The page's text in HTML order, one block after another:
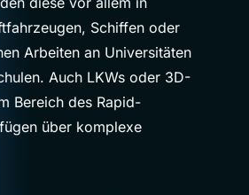
Schiffen oder
Arbeiten an Universitäten
Auch LKWs oder 3D-
Bereich des Rapid-
über komplexe